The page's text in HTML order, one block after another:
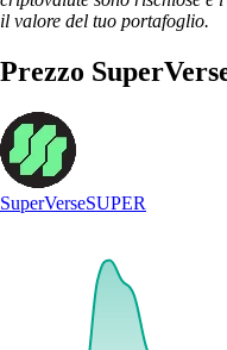
il valore del tuo portafoglio.
Prezzo
SuperVerseSUPER